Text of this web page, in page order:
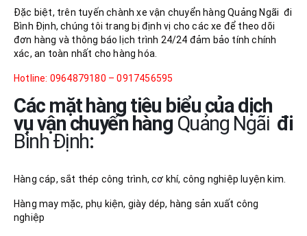
Đặc biệt, trên tuyến chành xe vận chuyển hàng Quảng Ngãi đi
Bình Định, chúng tôi trang bị định vị cho các xe để theo dõi
đơn hàng và thông báo lịch trình 24/24 đảm bảo tính chính
xác, an toàn nhất cho hàng hóa.
Hotline: 0964879180 – 0917456595
Các mặt hàng tiêu biểu của dịch
vụ vận chuyển hàng Quảng Ngãi đi
Bình Định:
Hàng cáp, sắt thép công trình, cơ khí, công nghiệp luyện kim.
Hàng may mặc, phụ kiện, giày dép, hàng sản xuất công
nghiệp